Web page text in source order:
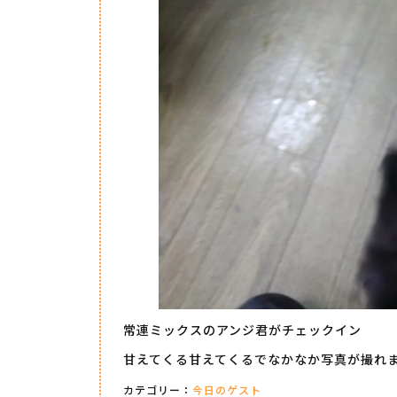
常連ミックスのアンジ君がチェックイン
甘えてくる甘えてくるでなかなか写真が撮れ
カテゴリー： 今日のゲスト